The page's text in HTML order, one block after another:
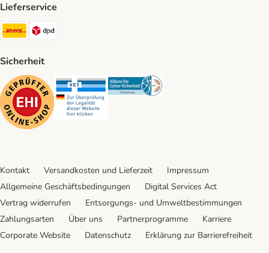
Lieferservice
DHL Shipping Method
Sicherheit
Security Security Security
Kontakt Versandkosten und Lieferzeit
Impressum
Allgemeine Geschäftsbedingungen
Digital Services Act
Vertrag widerrufen
Entsorgungs- und Umweltbestimmungen
Zahlungsarten
Über uns Partnerprogramme
Karriere
Corporate Website
Datenschutz Erklärung zur Barrierefreiheit